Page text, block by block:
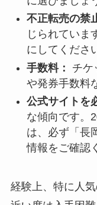
不正転売の禁
じられていま
にしてくださ
手数料：
チケ
や発券手数料
公式サイトを
な傾向です。
は、必ず「長
情報をご確認
経験上、特に人